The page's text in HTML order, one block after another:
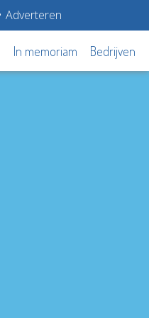
Adverteren
In memoriam Bedrijven